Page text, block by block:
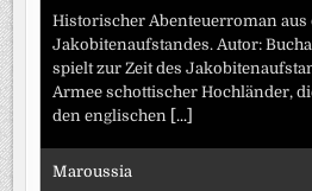
Historischer Abenteuerroman aus
Jakobitenaufstandes. Autor:
spielt zur Zeit des
Armee schottischer Hochländer,
den englischen [...]
Maroussia